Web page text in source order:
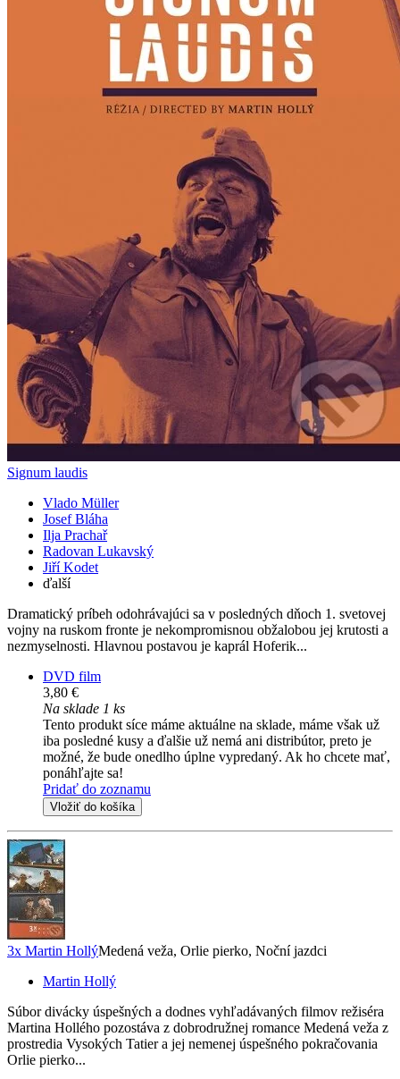
Signum laudis
Vlado Müller
Josef Bláha
Ilja Prachař
Radovan Lukavský
Jiří Kodet
ďalší
Dramatický príbeh odohrávajúci sa v posledných dňoch 1. svetovej
vojny na ruskom fronte je nekompromisnou obžalobou jej krutosti a
nezmyselnosti. Hlavnou postavou je kaprál Hoferik...
DVD film
3,80 €
Na sklade 1 ks
Tento produkt síce máme aktuálne na sklade, máme však už
iba posledné kusy a ďalšie už nemá ani distribútor, preto je
možné, že bude onedlho úplne vypredaný. Ak ho chcete mať,
ponáhľajte sa!
Pridať do zoznamu
Vložiť do košíka
3x Martin HollýMedená veža, Orlie pierko, Noční jazdci
Martin Hollý
Súbor divácky úspešných a dodnes vyhľadávaných filmov režiséra
Martina Hollého pozostáva z dobrodružnej romance Medená veža z
prostredia Vysokých Tatier a jej nemenej úspešného pokračovania
Orlie pierko...